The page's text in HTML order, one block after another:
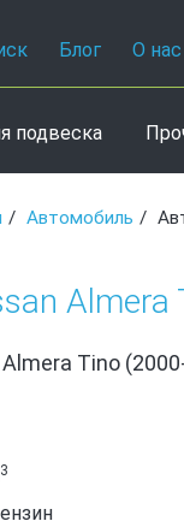
Блог О нас
подвеска
Автомобиль
Almera
Tino
3